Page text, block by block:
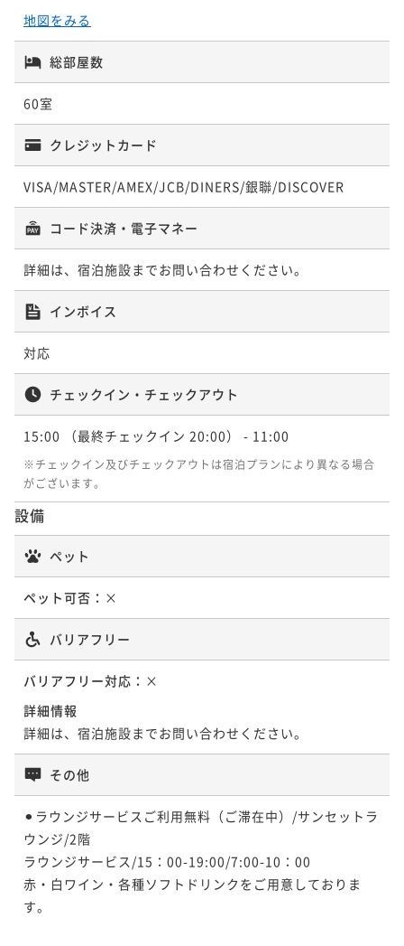
ポイントアップ
【2連泊以上優待】お得な連泊プラン / 夕朝食・温泉付
き プライベートリゾートステイ
2名 ¥ 280,934 ~
ポイントアップ
付き / プライベートリゾートステイ
二食付き 現地決済可 事前決済可
ポイント即利用で最大7％OFF
¥211,500~
2名 ¥ 196,695 ~
ポイントアップ
【夕食（会席）朝食・温泉付き】プライベートリゾー
トステイ
ポイントアップ
【ディナータイムおまかせ】夕食（フレンチ）朝食・
温泉付き / プライベートリゾートステイ
二食付き 現地決済可 事前決済可
IN 15:00 - 20:00 OUT11:00
ポイントアップ
【2連泊以上優待】お得な連泊プラン / 夕朝食・温泉付
き プライベートリゾートステイ
二食付き 現地決済可 事前決済可
IN 15:00 - 20:00 OUT11:00
¥ 373,722 ~
地図をみる
総部屋数
60室
クレジットカード
VISA/MASTER/AMEX/JCB/DINERS/銀聯/DISCOVER
コード決済・電子マネー
詳細は、宿泊施設までお問い合わせください。
インボイス
対応
チェックイン・チェックアウト
15:00 （最終チェックイン 20:00） - 11:00
※チェックイン及びチェックアウトは宿泊プランにより異なる場合
がございます。
設備
ペット
ペット可否： ×
バリアフリー
バリアフリー対応： ×
詳細情報
詳細は、宿泊施設までお問い合わせください。
その他
⚫︎ラウンジサービスご利用無料（ご滞在中）/サンセットラ
ウンジ/2階
ラウンジサービス/15：00-19:00/7:00-10：00
赤・白ワイン・各種ソフトドリンクをご用意しておりま
す。